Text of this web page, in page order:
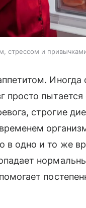
стрессом и
Иногда
пытается
строгие
в одно и то же